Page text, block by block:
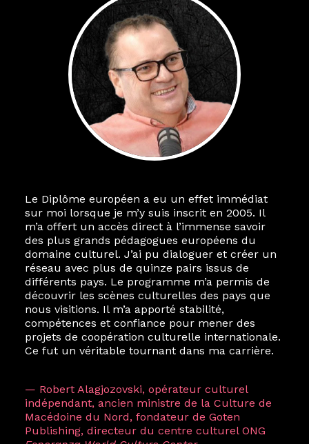
Le Diplôme européen a eu un effet immédiat
sur moi lorsque je m’y suis inscrit en 2005. Il
m’a offert un accès direct à l’immense savoir
des plus grands pédagogues européens du
domaine culturel. J’ai pu dialoguer et créer un
réseau avec plus de quinze pairs issus de
différents pays. Le programme m’a permis de
découvrir les scènes culturelles des pays que
nous visitions. Il m’a apporté stabilité,
compétences et confiance pour mener des
projets de coopération culturelle internationale.
Ce fut un véritable tournant dans ma carrière.
— Robert Alagjozovski, opérateur culturel
indépendant, ancien ministre de la Culture de
Macédoine du Nord, fondateur de Goten
Publishing, directeur du centre culturel ONG